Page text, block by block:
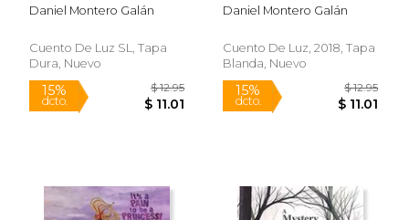
Daniel Montero Galán
Cuento De Luz SL, Tapa
Dura, Nuevo
Daniel Montero Galán
Cuento De Luz, 2018, Tapa
Blanda, Nuevo